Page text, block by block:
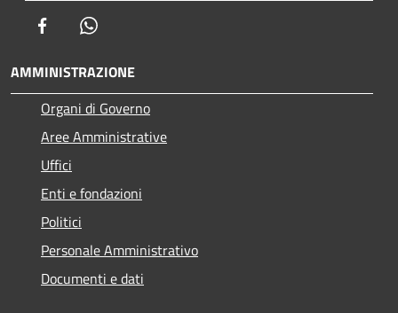
Facebook
AMMINISTRAZIONE
Organi di Governo
Aree Amministrative
Uffici
Enti e fondazioni
Politici
Personale Amministrativo
Documenti e dati